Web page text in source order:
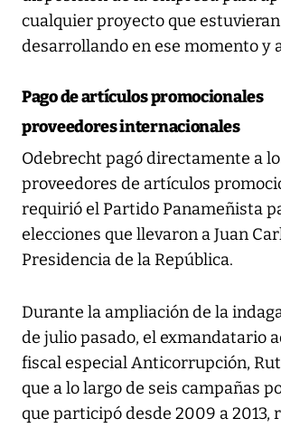
cualquier proyecto que estuvieran
desarrollando en ese momento y
Pago de artículos promocionales
proveedores internacionales
Odebrecht pagó directamente a
proveedores de artículos
requirió el Partido Panameñista
elecciones que llevaron a Juan
Presidencia de la República.
Durante la ampliación de la
de julio pasado, el exmandatario
fiscal especial Anticorrupción,
que a lo largo de seis campañas
que participó desde 2009 a 2013,